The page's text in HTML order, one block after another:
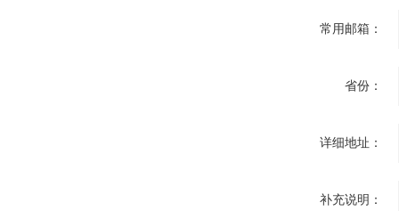
常用邮箱：
省份：
详细地址：
补充说明：